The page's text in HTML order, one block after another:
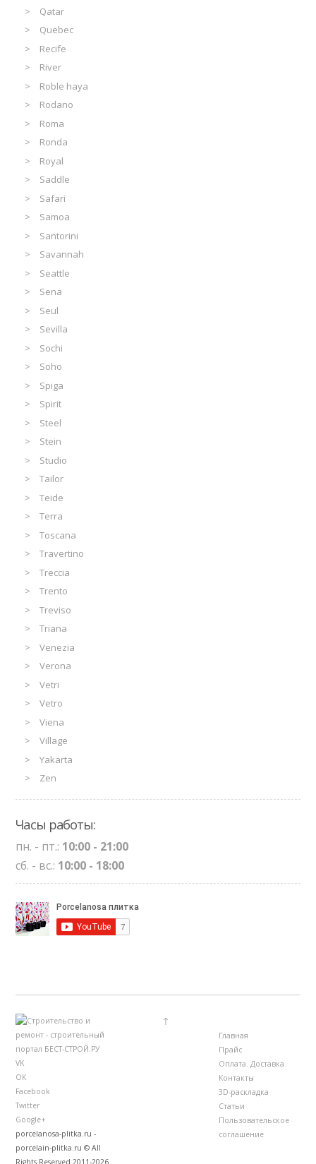
Qatar
Quebec
Recife
River
Roble haya
Rodano
Roma
Ronda
Royal
Saddle
Safari
Samoa
Santorini
Savannah
Seattle
Sena
Seul
Sevilla
Sochi
Soho
Spiga
Spirit
Steel
Stein
Studio
Tailor
Teide
Terra
Toscana
Travertino
Treccia
Trento
Treviso
Triana
Venezia
Verona
Vetri
Vetro
Viena
Village
Yakarta
Zen
Часы работы:
пн. - пт.: 10:00 - 21:00
сб. - вс.: 10:00 - 18:00
VK
ОК
Facebook
Twitter
Google+
porcelanosa-plitka.ru -
porcelain-plitka.ru © All
Rights Reserved 2011-2026
↑
Главная
Прайс
Оплата. Доставка
Контакты
3D-раскладка
Статьи
Пользовательское
соглашение